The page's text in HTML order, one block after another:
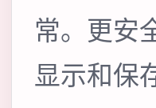
常。更安
显示和保